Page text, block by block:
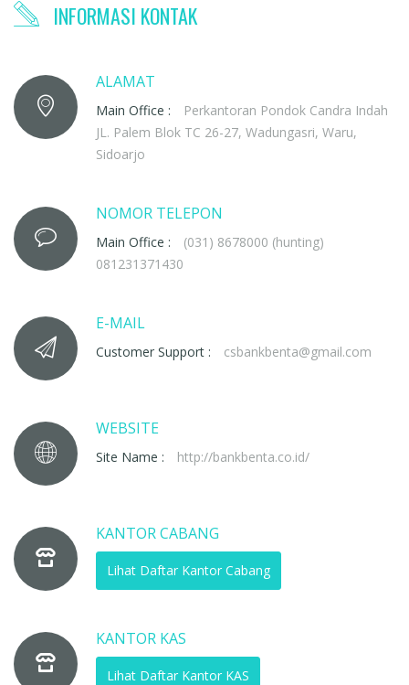
INFORMASI KONTAK
ALAMAT
Main Office :
Perkantoran Pondok Candra Indah
JL. Palem Blok TC 26-27, Wadungasri, Waru,
Sidoarjo
NOMOR TELEPON
Main Office :
(031) 8678000 (hunting)
081231371430
E-MAIL
Customer Support : csbankbenta@gmail.com
WEBSITE
Site Name : http://bankbenta.co.id/
KANTOR CABANG
Lihat Daftar Kantor Cabang
KANTOR KAS
Lihat Daftar Kantor KAS